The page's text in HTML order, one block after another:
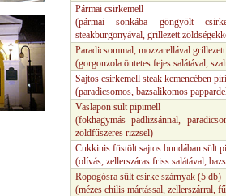
Pármai csirkemell
(pármai sonkába göngyölt
steakburgonyával, grillezett
Paradicsommal, mozzarellával
(gorgonzola öntetes fejes salátával,
Sajtos csirkemell steak kemencében
(paradicsomos, bazsalikomos
Vaslapon sült pipimell
(fokhagymás padlizsánnal,
zöldfűszeres rizzsel)
Cukkinis füstölt sajtos bundában sült
(olívás, zellerszáras friss salátával,
Ropogósra sült csirke szárnyak (5 db)
(mézes chilis mártással, zellerszárral,